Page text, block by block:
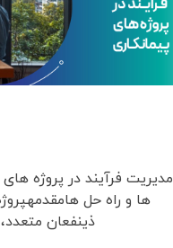
مدیریت فرآیند در پروژه
ها و راه حل
ذینفعان